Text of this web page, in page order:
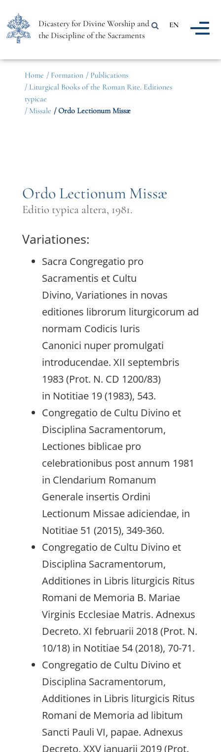
Dicastery for Divine Worship and
the Discipline of the Sacraments
EN
Home / Formation / Publications
/ Liturgical Books of the Roman Rite. Editiones
typicae
/ Missale / Ordo Lectionum Missæ
Ordo Lectionum Missæ
Editio typica altera, 1981.
Variationes:
Sacra Congregatio pro
Sacramentis et Cultu
Divino, Variationes in novas
editiones librorum liturgicorum ad
normam Codicis Iuris
Canonici nuper promulgati
introducendae. XII septembris
1983 (Prot. N. CD 1200/83)
in Notitiae 19 (1983), 543.
Congregatio de Cultu Divino et
Disciplina Sacramentorum,
Lectiones biblicae pro
celebrationibus post annum 1981
in Clendarium Romanum
Generale insertis Ordini
Lectionum Missae adiciendae, in
Notitiae 51 (2015), 349-360.
Congregatio de Cultu Divino et
Disciplina Sacramentorum,
Additiones in Libris liturgicis Ritus
Romani de Memoria B. Mariae
Virginis Ecclesiae Matris. Adnexus
Decreto. XI februarii 2018 (Prot. N.
10/18) in Notitiae 54 (2018), 70-71.
Congregatio de Cultu Divino et
Disciplina Sacramentorum,
Additiones in Libris liturgicis Ritus
Romani de Memoria ad libitum
Sancti Pauli VI, papae. Adnexus
Decreto. XXV ianuarii 2019 (Prot.